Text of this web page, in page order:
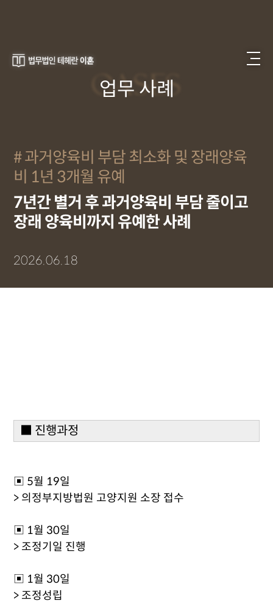
CASES
업무 사례
과거양육비 부담 최소화 및 장래양육
비 1년 3개월 유예
7년간 별거 후 과거양육비 부담 줄이고
장래 양육비까지 유예한 사례
2026.06.18
■ 진행과정
▣ 5월 19일
> 의정부지방법원 고양지원 소장 접수
▣ 1월 30일
> 조정기일 진행
▣ 1월 30일
> 조정성립